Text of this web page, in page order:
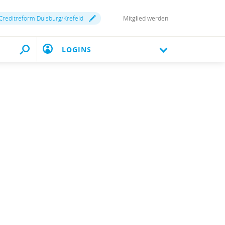
Duisburg/Krefeld Mitglied werden
LOGINS